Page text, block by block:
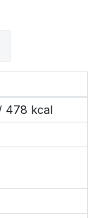
478 kcal